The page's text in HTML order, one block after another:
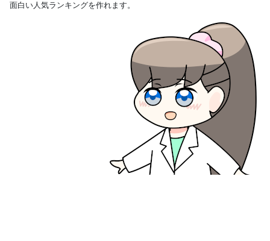
面白い人気ランキングを作れます。